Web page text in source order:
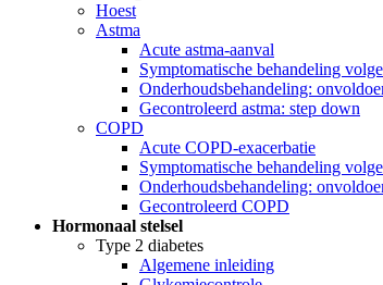
Hoest
Astma
Acute astma-aanval
Symptomatische behandeling
Onderhoudsbehandeling:
Gecontroleerd astma: step down
COPD
Acute COPD-exacerbatie
Symptomatische behandeling
Onderhoudsbehandeling:
Gecontroleerd COPD
Hormonaal stelsel
Type 2 diabetes
Algemene inleiding